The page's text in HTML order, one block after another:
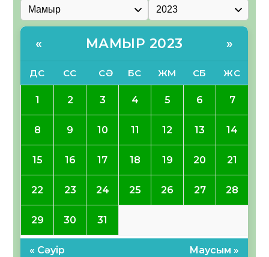
« МАМЫР 2023 »
ДС СС СӘ БС ЖМ СБ ЖС
1 2 3 4 5 6 7
8 9 10 11 12 13 14
15 16 17 18 19 20 21
22 23 24 25 26 27 28
29 30 31
« Сәуір Маусым »